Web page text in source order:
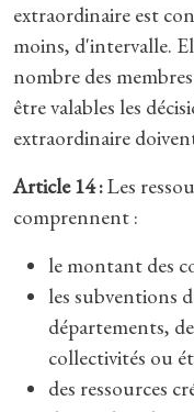
extraordinaire est
moins, d'intervalle.
nombre des
être valables les
extraordinaire
Article 14 :Les
comprennent :
le montant des
les subventions
départements,
collectivités ou
des ressources